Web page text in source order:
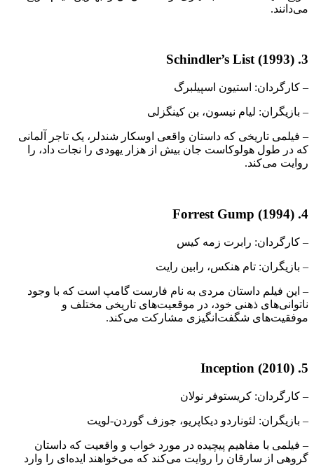
می‌دانند.
3. Schindler’s List (1993)
– کارگردان: استیون اسپیلبرگ
– بازیگران: لیام نیسون، بن کینگزلی
– فیلمی تاریخی که داستان واقعی اوسكار شندلر، یک تاجر آلمانی
که در طول هولوکاست جان بیش از هزار یهودی را نجات داد، را
روایت می‌کند.
4. Forrest Gump (1994)
– کارگردان: رابرت زمه کیس
– بازیگران: تام هنکس، رابین رایت
– این فیلم داستان مردی به نام فارست گامپ است که با وجود
ناتوانی‌های ذهنی خود، در موقعیت‌های تاریخی مختلف و
موفقیت‌های شگفت‌انگیزی مشارکت می‌کند.
5. Inception (2010)
– کارگردان: کریستوفر نولان
– بازیگران: لئوناردو دیکاپریو، جوزف گوردن-لویت
– فیلمی با مفاهیم پیچیده در مورد خواب و واقعیت که داستان
گروهی از سارقان را روایت می‌کند که می‌خواهند ایده‌ای را وارد